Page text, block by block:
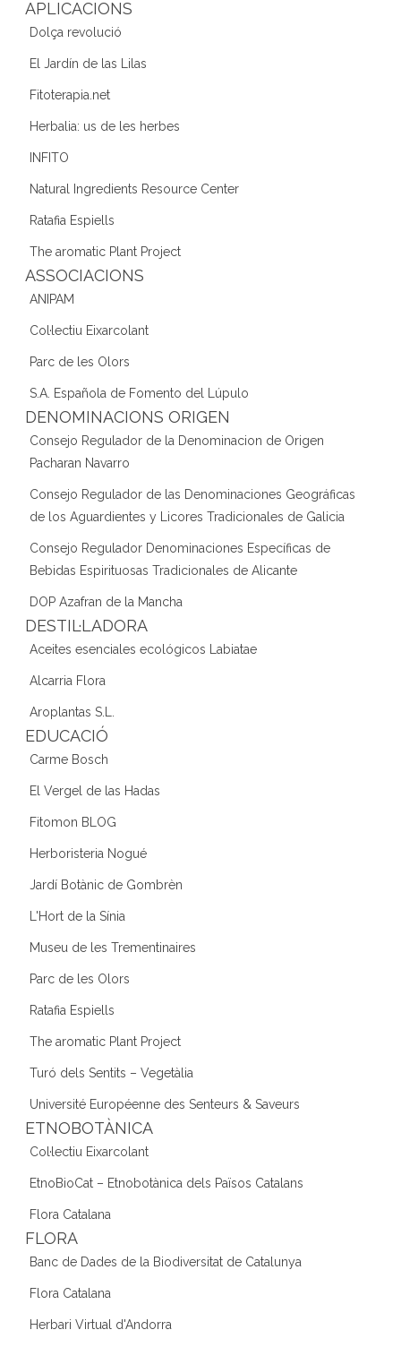
k
APLICACIONS
Dolça revolució
El Jardín de las Lilas
Fitoterapia.net
Herbalia: us de les herbes
INFITO
Natural Ingredients Resource Center
Ratafia Espiells
The aromatic Plant Project
ASSOCIACIONS
ANIPAM
Col·lectiu Eixarcolant
Parc de les Olors
S.A. Española de Fomento del Lúpulo
DENOMINACIONS ORIGEN
Consejo Regulador de la Denominacion de Origen
Pacharan Navarro
Consejo Regulador de las Denominaciones Geográficas
de los Aguardientes y Licores Tradicionales de Galicia
Consejo Regulador Denominaciones Específicas de
Bebidas Espirituosas Tradicionales de Alicante
DOP Azafran de la Mancha
DESTIL·LADORA
Aceites esenciales ecológicos Labiatae
Alcarria Flora
Aroplantas S.L.
EDUCACIÓ
Carme Bosch
El Vergel de las Hadas
Fitomon BLOG
Herboristeria Nogué
Jardí Botànic de Gombrèn
L'Hort de la Sínia
Museu de les Trementinaires
Parc de les Olors
Ratafia Espiells
The aromatic Plant Project
Turó dels Sentits – Vegetàlia
Université Européenne des Senteurs & Saveurs
ETNOBOTÀNICA
Col·lectiu Eixarcolant
EtnoBioCat – Etnobotànica dels Països Catalans
Flora Catalana
FLORA
Banc de Dades de la Biodiversitat de Catalunya
Flora Catalana
Herbari Virtual d'Andorra